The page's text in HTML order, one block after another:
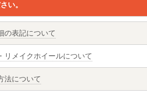
い。
の表記について
リメイクホイールについて
法について